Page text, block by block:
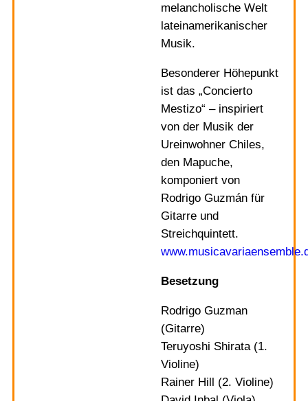
melancholische Welt
lateinamerikanischer
Musik.
Besonderer Höhepunkt
ist das „Concierto
Mestizo“ – inspiriert
von der Musik der
Ureinwohner Chiles,
den Mapuche,
komponiert von
Rodrigo Guzmán für
Gitarre und
Streichquintett.
Besetzung
Rodrigo Guzman
(Gitarre)
Teruyoshi Shirata (1.
Violine)
Rainer Hill (2. Violine)